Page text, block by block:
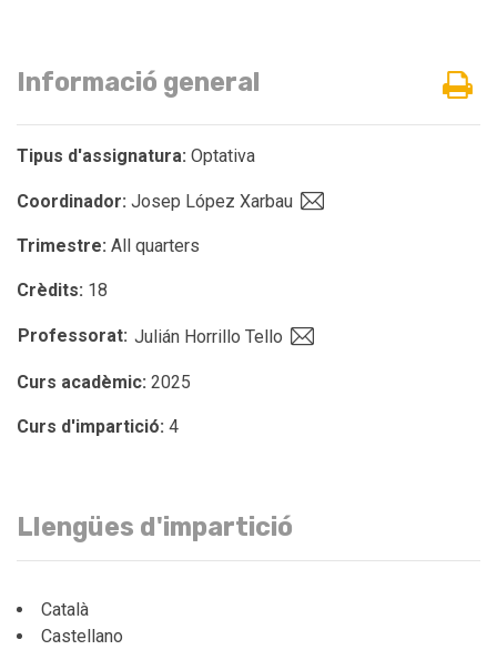
Informació general
Tipus d'assignatura: Optativa
Coordinador: Josep López Xarbau
Trimestre: All quarters
Crèdits: 18
Professorat: Julián Horrillo Tello
Curs acadèmic: 2025
Curs d'impartició: 4
Llengües d'impartició
Català
Castellano